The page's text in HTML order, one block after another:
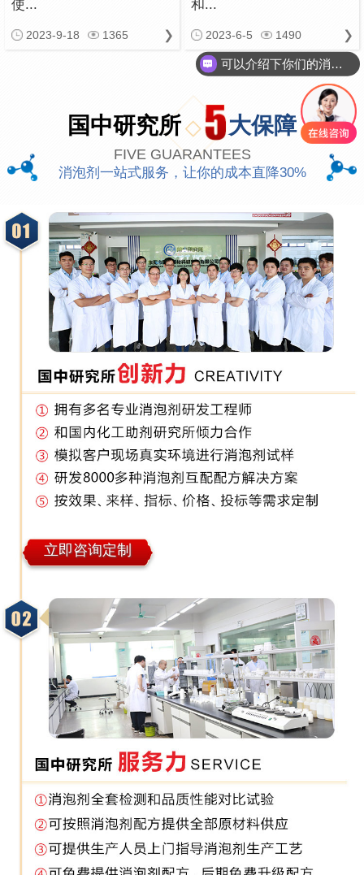
使...
2023-9-18 1365
和...
2023-6-5 1490
国中研究所 大保障
FIVE GUARANTEES
消泡剂一站式服务，让你的成本直降30%
立即咨询定制
你们是怎么收费的呢